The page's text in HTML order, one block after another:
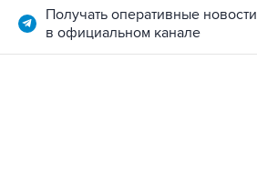
Получать оперативные новости
в официальном канале